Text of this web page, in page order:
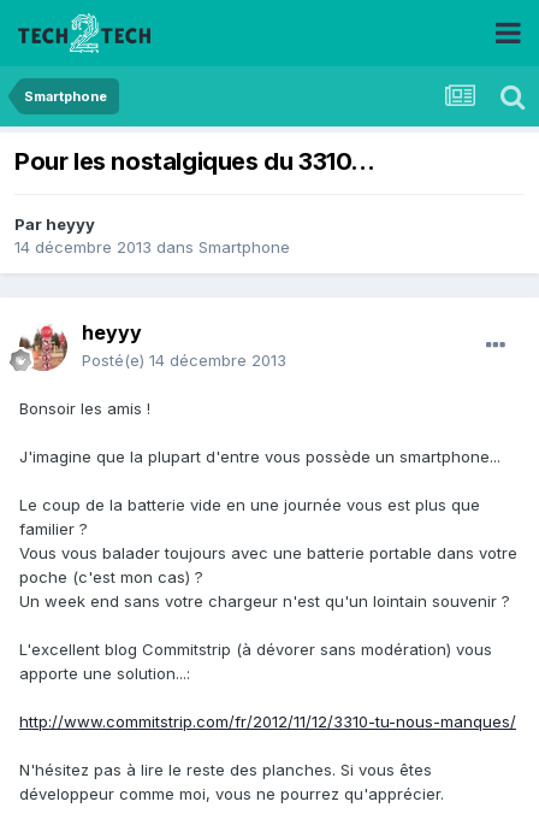
Smartphone
Pour les nostalgiques du 3310...
Par heyyy
14 décembre 2013 dans Smartphone
heyyy
Posté(e) 14 décembre 2013
Bonsoir les amis !
J'imagine que la plupart d'entre vous possède un smartphone...
Le coup de la batterie vide en une journée vous est plus que
familier ?
Vous vous balader toujours avec une batterie portable dans votre
poche (c'est mon cas) ?
Un week end sans votre chargeur n'est qu'un lointain souvenir ?
L'excellent blog Commitstrip (à dévorer sans modération) vous
apporte une solution...:
http://www.commitstrip.com/fr/2012/11/12/3310-tu-nous-manques/
N'hésitez pas à lire le reste des planches. Si vous êtes
développeur comme moi, vous ne pourrez qu'apprécier.